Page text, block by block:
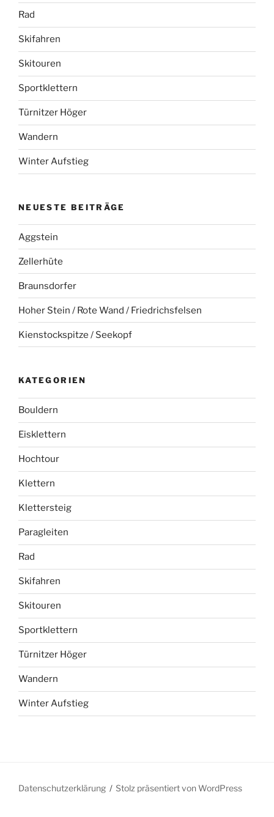
Rad
Skifahren
Skitouren
Sportklettern
Türnitzer Höger
Wandern
Winter Aufstieg
NEUESTE BEITRÄGE
Aggstein
Zellerhüte
Braunsdorfer
Hoher Stein / Rote Wand / Friedrichsfelsen
Kienstockspitze / Seekopf
KATEGORIEN
Bouldern
Eisklettern
Hochtour
Klettern
Klettersteig
Paragleiten
Rad
Skifahren
Skitouren
Sportklettern
Türnitzer Höger
Wandern
Winter Aufstieg
Datenschutzerklärung Stolz präsentiert von WordPress